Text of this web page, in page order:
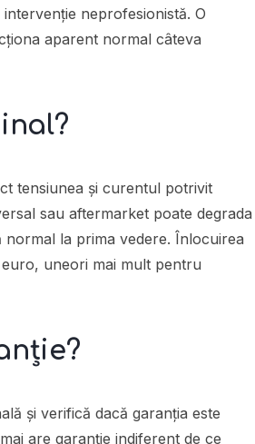
neprofesionistă. O
aparent normal câteva
tensiunea și curentul potrivit
sau aftermarket poate degrada
la prima vedere. Înlocuirea
uneori mai mult pentru
și verifică dacă garanția este
are garanție indiferent de ce